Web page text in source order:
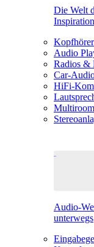
Die Welt
Audio
Radios &
Car-
HiFi-
Multiroom
Audio-
unterwegs